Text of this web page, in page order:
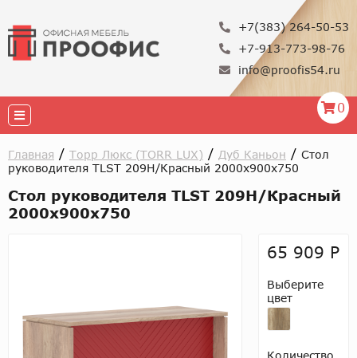
+7(383) 264-50-53
+7-913-773-98-76
info@proofis54.ru
0
Главная / Tорр Люкс (TORR LUX) / Дуб Каньон / Стол
руководителя TLST 209H/Красный 2000х900х750
Стол руководителя TLST 209H/Красный
2000х900х750
65 909 Р
Выберите
цвет
Количество